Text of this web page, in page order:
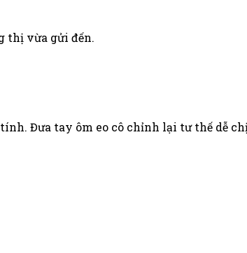
thị vừa gửi đến.
Đưa tay ôm eo cô chỉnh lại tư thế dễ